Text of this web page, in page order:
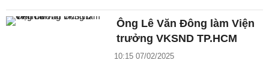
Ông Lê Văn Đông làm Viện
trưởng VKSND TP.HCM
10:15 07/02/2025